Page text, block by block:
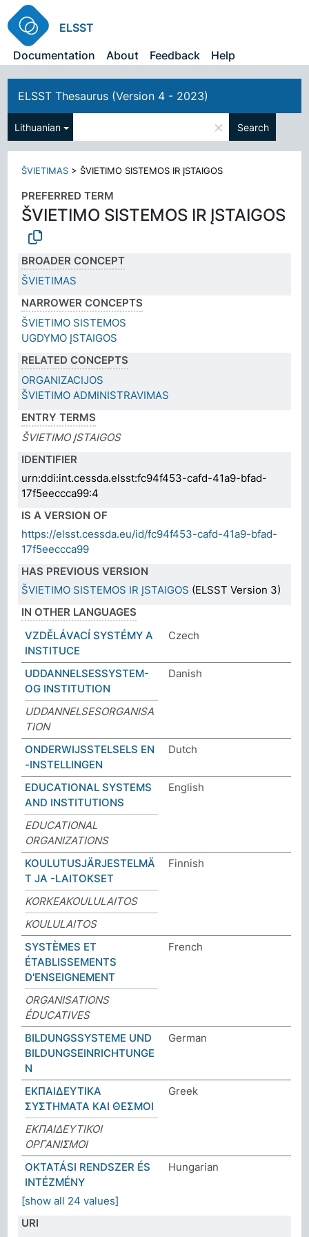
ELSST
Documentation
About Feedback Help
ELSST Thesaurus (Version 4 - 2023)
Lithuanian × Search
ŠVIETIMAS >ŠVIETIMO SISTEMOS IR ĮSTAIGOS
PREFERRED TERM
ŠVIETIMO SISTEMOS IR ĮSTAIGOS
BROADER CONCEPT
ŠVIETIMAS
NARROWER CONCEPTS
ŠVIETIMO SISTEMOS
UGDYMO ĮSTAIGOS
RELATED CONCEPTS
ORGANIZACIJOS
ŠVIETIMO ADMINISTRAVIMAS
ENTRY TERMS
ŠVIETIMO ĮSTAIGOS
IDENTIFIER
urn:ddi:int.cessda.elsst:fc94f453-cafd-41a9-bfad-
17f5eeccca99:4
IS A VERSION OF
https://elsst.cessda.eu/id/fc94f453-cafd-41a9-bfad-
17f5eeccca99
HAS PREVIOUS VERSION
ŠVIETIMO SISTEMOS IR ĮSTAIGOS (ELSST Version 3)
IN OTHER LANGUAGES
VZDĚLÁVACÍ SYSTÉMY A
INSTITUCE
Czech
UDDANNELSESSYSTEM-
OG INSTITUTION
Danish
UDDANNELSESORGANISA
TION
ONDERWIJSSTELSELS EN
-INSTELLINGEN
Dutch
EDUCATIONAL SYSTEMS
AND INSTITUTIONS
English
EDUCATIONAL
ORGANIZATIONS
KOULUTUSJÄRJESTELMÄ
T JA -LAITOKSET
Finnish
KORKEAKOULULAITOS
KOULULAITOS
SYSTÈMES ET
ÉTABLISSEMENTS
D'ENSEIGNEMENT
French
ORGANISATIONS
ÉDUCATIVES
BILDUNGSSYSTEME UND
BILDUNGSEINRICHTUNGE
N
German
ΕΚΠΑΙΔΕΥΤΙΚΑ
ΣΥΣΤΗΜΑΤΑ ΚΑΙ ΘΕΣΜΟΙ
Greek
ΕΚΠΑΙΔΕΥΤΙΚΟΙ
ΟΡΓΑΝΙΣΜΟΙ
OKTATÁSI RENDSZER ÉS
INTÉZMÉNY
Hungarian
[show all 24 values]
URI